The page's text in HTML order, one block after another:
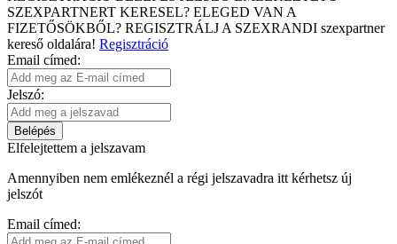
SZEXPARTNERT KERESEL? ELEGED VAN A
FIZETŐSÖKBŐL? REGISZTRÁLJ A SZEXRANDI szexpartner
kereső oldalára! Regisztráció
Email címed:
Jelszó:
Belépés
Elfelejtettem a jelszavam
Amennyiben nem emlékeznél a régi jelszavadra itt kérhetsz új
jelszót
Email címed: